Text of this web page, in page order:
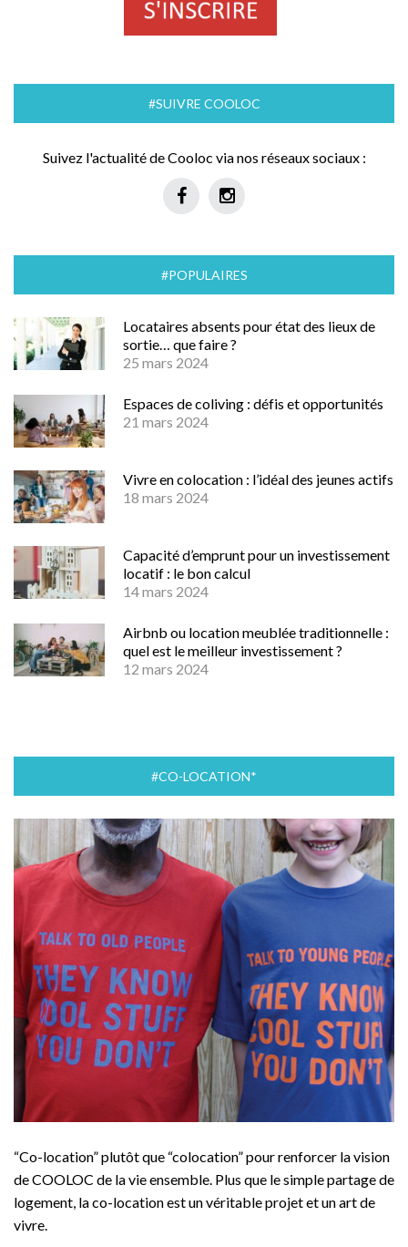
#SUIVRE COOLOC
Suivez l'actualité de Cooloc via nos réseaux sociaux :
#POPULAIRES
Locataires absents pour état des lieux de
sortie… que faire ?
25 mars 2024
Espaces de coliving : défis et opportunités
21 mars 2024
Vivre en colocation : l’idéal des jeunes actifs
18 mars 2024
Capacité d’emprunt pour un investissement
locatif : le bon calcul
14 mars 2024
Airbnb ou location meublée traditionnelle :
quel est le meilleur investissement ?
12 mars 2024
#CO-LOCATION*
“Co-location” plutôt que “colocation” pour renforcer la vision
de COOLOC de la vie ensemble. Plus que le simple partage de
logement, la co-location est un véritable projet et un art de
vivre.